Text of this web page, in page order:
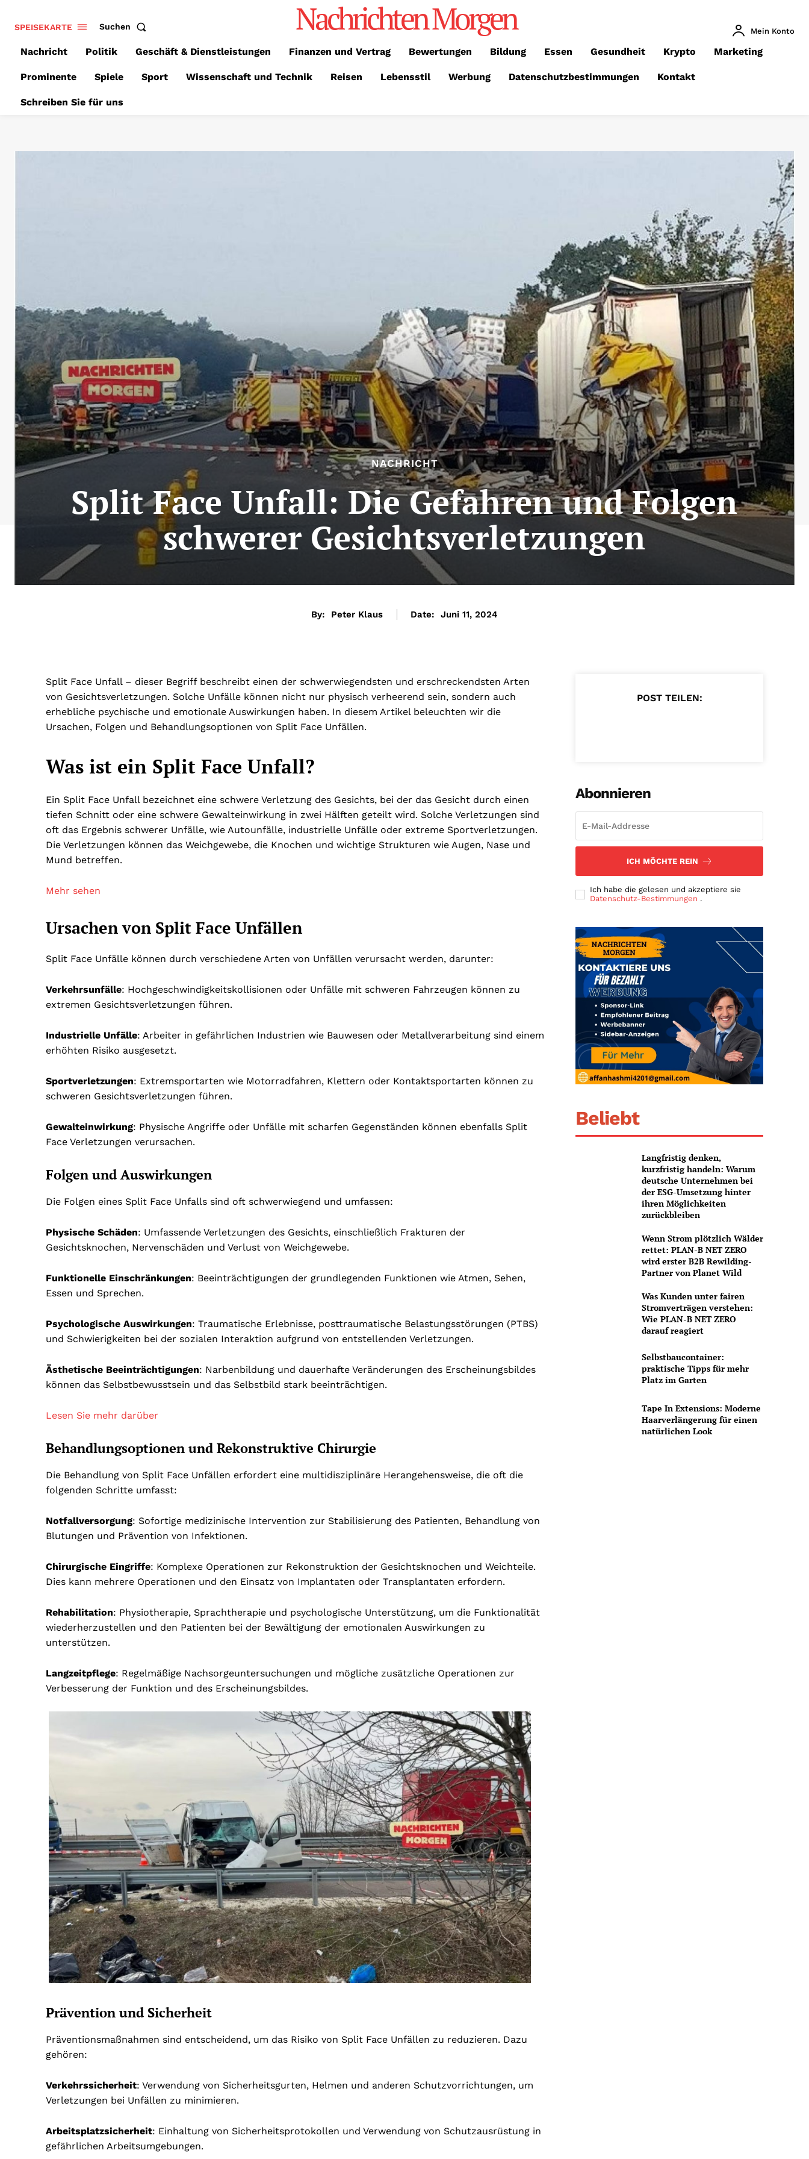
SPEISEKARTE Suchen Nachrichten Morgen Mein Konto
Nachricht Politik Geschäft & Dienstleistungen Finanzen und Vertrag Bewertungen Bildung Essen Gesundheit Krypto Marketing
Prominente Spiele Sport Wissenschaft und Technik Reisen Lebensstil Werbung Datenschutzbestimmungen Kontakt
Schreiben Sie für uns
NACHRICHT
Split Face Unfall: Die Gefahren und Folgen
schwerer Gesichtsverletzungen
By: Peter Klaus Date: Juni 11, 2024
Split Face Unfall – dieser Begriff beschreibt einen der schwerwiegendsten und erschreckendsten Arten
von Gesichtsverletzungen. Solche Unfälle können nicht nur physisch verheerend sein, sondern auch
erhebliche psychische und emotionale Auswirkungen haben. In diesem Artikel beleuchten wir die
Ursachen, Folgen und Behandlungsoptionen von Split Face Unfällen.
Was ist ein Split Face Unfall?
Ein Split Face Unfall bezeichnet eine schwere Verletzung des Gesichts, bei der das Gesicht durch einen
tiefen Schnitt oder eine schwere Gewalteinwirkung in zwei Hälften geteilt wird. Solche Verletzungen sind
oft das Ergebnis schwerer Unfälle, wie Autounfälle, industrielle Unfälle oder extreme Sportverletzungen.
Die Verletzungen können das Weichgewebe, die Knochen und wichtige Strukturen wie Augen, Nase und
Mund betreffen.
Mehr sehen
Ursachen von Split Face Unfällen
Split Face Unfälle können durch verschiedene Arten von Unfällen verursacht werden, darunter:
Verkehrsunfälle: Hochgeschwindigkeitskollisionen oder Unfälle mit schweren Fahrzeugen können zu
extremen Gesichtsverletzungen führen.
Industrielle Unfälle: Arbeiter in gefährlichen Industrien wie Bauwesen oder Metallverarbeitung sind einem
erhöhten Risiko ausgesetzt.
Sportverletzungen: Extremsportarten wie Motorradfahren, Klettern oder Kontaktsportarten können zu
schweren Gesichtsverletzungen führen.
Gewalteinwirkung: Physische Angriffe oder Unfälle mit scharfen Gegenständen können ebenfalls Split
Face Verletzungen verursachen.
Folgen und Auswirkungen
Die Folgen eines Split Face Unfalls sind oft schwerwiegend und umfassen:
Physische Schäden: Umfassende Verletzungen des Gesichts, einschließlich Frakturen der
Gesichtsknochen, Nervenschäden und Verlust von Weichgewebe.
Funktionelle Einschränkungen: Beeinträchtigungen der grundlegenden Funktionen wie Atmen, Sehen,
Essen und Sprechen.
Psychologische Auswirkungen: Traumatische Erlebnisse, posttraumatische Belastungsstörungen (PTBS)
und Schwierigkeiten bei der sozialen Interaktion aufgrund von entstellenden Verletzungen.
Ästhetische Beeinträchtigungen: Narbenbildung und dauerhafte Veränderungen des Erscheinungsbildes
können das Selbstbewusstsein und das Selbstbild stark beeinträchtigen.
Lesen Sie mehr darüber
Behandlungsoptionen und Rekonstruktive Chirurgie
Die Behandlung von Split Face Unfällen erfordert eine multidisziplinäre Herangehensweise, die oft die
folgenden Schritte umfasst:
Notfallversorgung: Sofortige medizinische Intervention zur Stabilisierung des Patienten, Behandlung von
Blutungen und Prävention von Infektionen.
Chirurgische Eingriffe: Komplexe Operationen zur Rekonstruktion der Gesichtsknochen und Weichteile.
Dies kann mehrere Operationen und den Einsatz von Implantaten oder Transplantaten erfordern.
Rehabilitation: Physiotherapie, Sprachtherapie und psychologische Unterstützung, um die Funktionalität
wiederherzustellen und den Patienten bei der Bewältigung der emotionalen Auswirkungen zu
unterstützen.
Langzeitpflege: Regelmäßige Nachsorgeuntersuchungen und mögliche zusätzliche Operationen zur
Verbesserung der Funktion und des Erscheinungsbildes.
Prävention und Sicherheit
Präventionsmaßnahmen sind entscheidend, um das Risiko von Split Face Unfällen zu reduzieren. Dazu
gehören:
Verkehrssicherheit: Verwendung von Sicherheitsgurten, Helmen und anderen Schutzvorrichtungen, um
Verletzungen bei Unfällen zu minimieren.
Arbeitsplatzsicherheit: Einhaltung von Sicherheitsprotokollen und Verwendung von Schutzausrüstung in
gefährlichen Arbeitsumgebungen.
POST TEILEN:
Abonnieren
ICH MÖCHTE REIN
Ich habe die gelesen und akzeptiere sie
Datenschutz-Bestimmungen .
Beliebt
Langfristig denken,
kurzfristig handeln: Warum
deutsche Unternehmen bei
der ESG-Umsetzung hinter
ihren Möglichkeiten
zurückbleiben
Wenn Strom plötzlich Wälder
rettet: PLAN-B NET ZERO
wird erster B2B Rewilding-
Partner von Planet Wild
Was Kunden unter fairen
Stromverträgen verstehen:
Wie PLAN-B NET ZERO
darauf reagiert
Selbstbaucontainer:
praktische Tipps für mehr
Platz im Garten
Tape In Extensions: Moderne
Haarverlängerung für einen
natürlichen Look